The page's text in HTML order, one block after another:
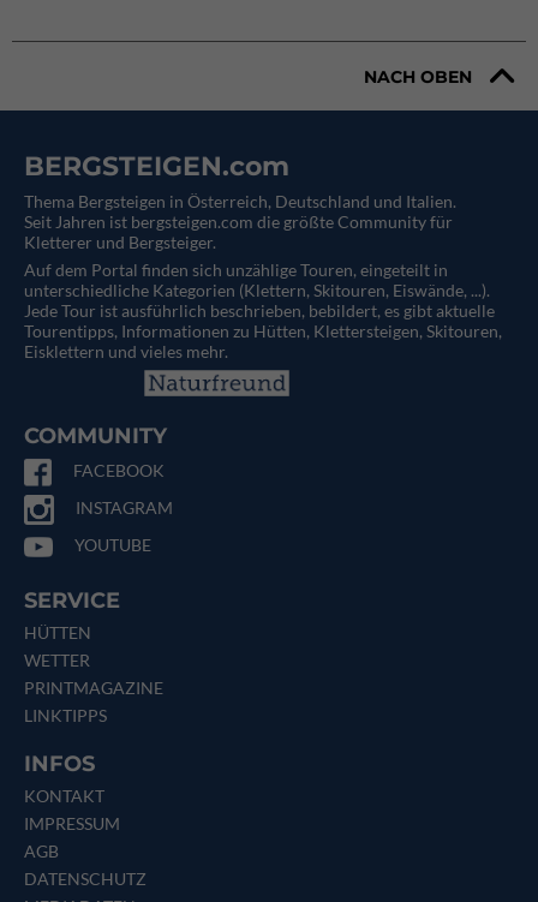
NACH OBEN
BERGSTEIGEN.com
Thema Bergsteigen in Österreich, Deutschland und Italien.
Seit Jahren ist bergsteigen.com die größte Community für
Kletterer und Bergsteiger.
Auf dem Portal finden sich unzählige Touren, eingeteilt in
unterschiedliche Kategorien (Klettern, Skitouren, Eiswände, ...).
Jede Tour ist ausführlich beschrieben, bebildert, es gibt aktuelle
Tourentipps, Informationen zu Hütten, Klettersteigen, Skitouren,
Eisklettern und vieles mehr.
COMMUNITY
FACEBOOK
INSTAGRAM
YOUTUBE
SERVICE
HÜTTEN
WETTER
PRINTMAGAZINE
LINKTIPPS
INFOS
KONTAKT
IMPRESSUM
AGB
DATENSCHUTZ